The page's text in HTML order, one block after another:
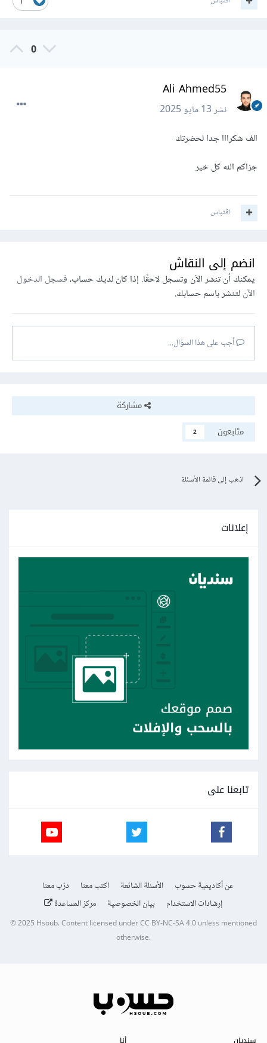
0
Ali Ahmed55
نشر13 مايو 2025
الف شكرااا جدا لحضرتك
جزاكم الله كل خير
اقتباس
انضم إلى النقاش
يمكنك أن تنشر الآن وتسجل لاحقًا. إذا كان لديك حساب،فسجل الدخول
الآنلتنشر باسم حسابك.
أجب على هذا السؤال...
مشاركة
متابعون
2
اذهب إلى قائمة الأسئلة
إعلانات
تابعنا على
عن أكاديمية حسوب الأسئلة الشائعة اكتب معنا
درّب معنا
إرشادات الاستخدام
بيان الخصوصية مركز المساعدة
© 2025Hsoub.Content licensed underCC BY-NC-SA 4.0unless mentioned
otherwise.